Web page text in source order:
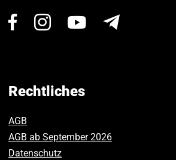
Besuchen
Facebook.
Besuchen
Instagram.
Besuchen
Rechtliches
AGB
AGB ab September 2026
Datenschutz